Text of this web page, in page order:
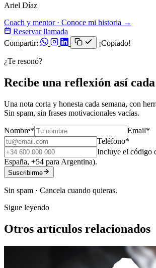
Ariel Díaz
Coach y mentor · Conoce mi historia →
Reservar llamada
Compartir:
¡Copiado!
¿Te resonó?
Recibe una reflexión así cada
Una nota corta y honesta cada semana, con
Sin spam, sin frases motivacionales vacías.
Nombre* Email*
Teléfono*
Incluye el código
España, +54 para Argentina).
Suscribirme
Sin spam · Cancela cuando quieras.
Sigue leyendo
Otros artículos relacionados